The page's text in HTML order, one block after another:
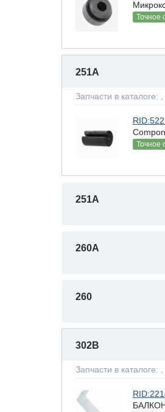
Точное
251A
Запчасти в каталоге:
Точное
251A
260A
260
302B
Запчасти в каталоге: